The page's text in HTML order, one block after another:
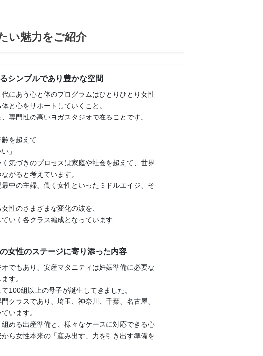
い魅力をご紹介
シンプルであり豊かな空間
にあう心と体のプログラムはひとりひとり女性
と心をサポートしていくこと。
専門性の高いヨガスタジオで在ることです。
を超えて
」
気づきのプロセスは家庭や社会を超えて、世界
がると考えています。
中の主婦、働く女性といったミドルエイジ、そ
性のさまざまな変化の波を、
いく各クラス編成となっています
女性のステージに寄り添った内容
でもあり、安産マタニティは妊娠準備に必要な
す。
100組以上の母子が誕生してきました。
クラスであり、埼玉、神奈川、千葉、名古屋、
います。
める出産準備と、様々なケースに対応できる心
ら女性本来の「産み出す」力を引き出す準備を